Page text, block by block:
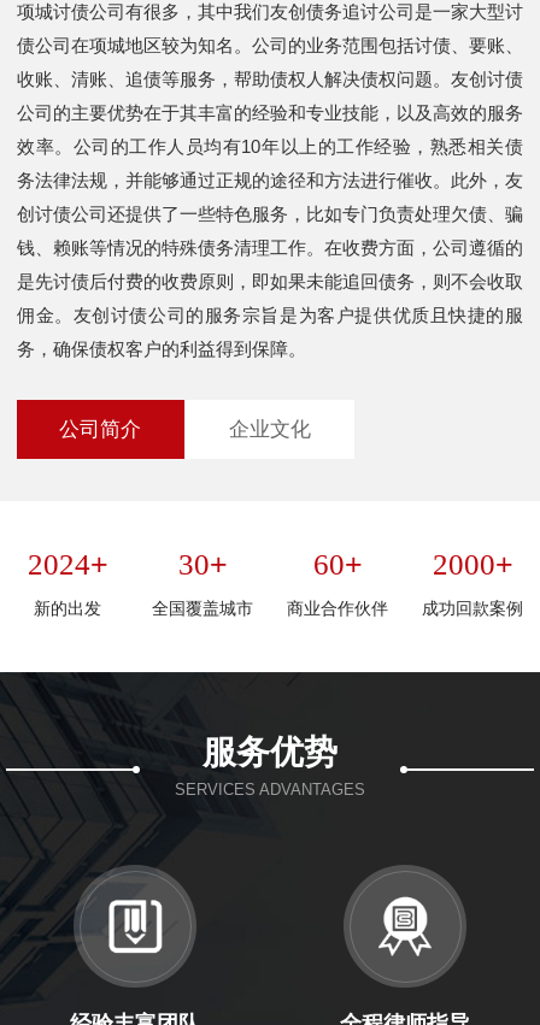
项城讨债公司有很多，其中我们友创债务追讨公司是一家大型讨
债公司在项城地区较为知名。公司的业务范围包括讨债、要账、
收账、清账、追债等服务，帮助债权人解决债权问题。友创讨债
公司的主要优势在于其丰富的经验和专业技能，以及高效的服务
效率。公司的工作人员均有10年以上的工作经验，熟悉相关债
务法律法规，并能够通过正规的途径和方法进行催收。此外，友
创讨债公司还提供了一些特色服务，比如专门负责处理欠债、骗
钱、赖账等情况的特殊债务清理工作。在收费方面，公司遵循的
是先讨债后付费的收费原则，即如果未能追回债务，则不会收取
佣金。友创讨债公司的服务宗旨是为客户提供优质且快捷的服
务，确保债权客户的利益得到保障。
公司简介 企业文化
2024+
新的出发
30+
全国覆盖城市
60+
商业合作伙伴
2000+
成功回款案例
服务优势
SERVICES ADVANTAGES